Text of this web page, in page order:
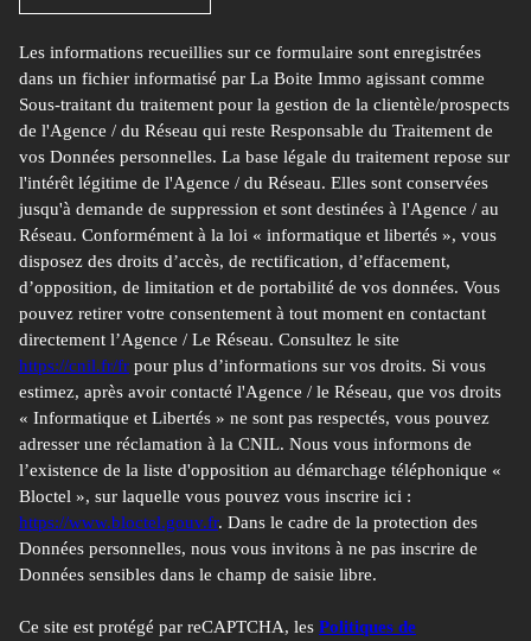
Les informations recueillies sur ce formulaire sont enregistrées
dans un fichier informatisé par La Boite Immo agissant comme
Sous-traitant du traitement pour la gestion de la clientèle/prospects
de l'Agence / du Réseau qui reste Responsable du Traitement de
vos Données personnelles. La base légale du traitement repose sur
l'intérêt légitime de l'Agence / du Réseau. Elles sont conservées
jusqu'à demande de suppression et sont destinées à l'Agence / au
Réseau. Conformément à la loi « informatique et libertés », vous
disposez des droits d’accès, de rectification, d’effacement,
d’opposition, de limitation et de portabilité de vos données. Vous
pouvez retirer votre consentement à tout moment en contactant
directement l’Agence / Le Réseau. Consultez le site
https://cnil.fr/fr pour plus d’informations sur vos droits. Si vous
estimez, après avoir contacté l'Agence / le Réseau, que vos droits
« Informatique et Libertés » ne sont pas respectés, vous pouvez
adresser une réclamation à la CNIL. Nous vous informons de
l’existence de la liste d'opposition au démarchage téléphonique «
Bloctel », sur laquelle vous pouvez vous inscrire ici :
https://www.bloctel.gouv.fr. Dans le cadre de la protection des
Données personnelles, nous vous invitons à ne pas inscrire de
Données sensibles dans le champ de saisie libre.
Ce site est protégé par reCAPTCHA, les Politiques de